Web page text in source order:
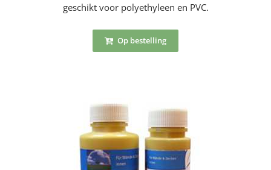
geschikt voor polyethyleen en PVC.
Op bestelling